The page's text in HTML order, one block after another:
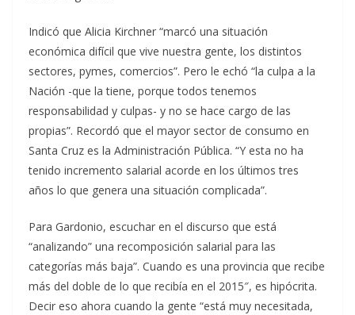
Indicó que Alicia Kirchner “marcó una situación
económica difícil que vive nuestra gente, los distintos
sectores, pymes, comercios”. Pero le echó “la culpa a la
Nación -que la tiene, porque todos tenemos
responsabilidad y culpas- y no se hace cargo de las
propias”. Recordó que el mayor sector de consumo en
Santa Cruz es la Administración Pública. “Y esta no ha
tenido incremento salarial acorde en los últimos tres
años lo que genera una situación complicada”.
Para Gardonio, escuchar en el discurso que está
“analizando” una recomposición salarial para las
categorías más baja”. Cuando es una provincia que recibe
más del doble de lo que recibía en el 2015″, es hipócrita.
Decir eso ahora cuando la gente “está muy necesitada,